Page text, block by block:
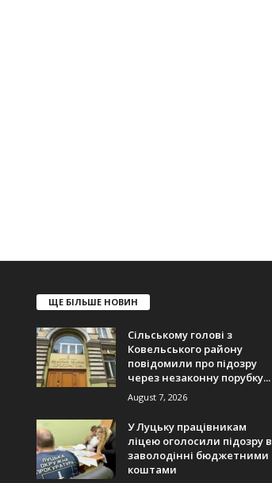
ЩЕ БІЛЬШЕ НОВИН
Сільському голові з
Ковельського району
повідомили про підозру
через незаконну порубку...
August 7, 2026
У Луцьку працівникам
ліцею оголосили підозру в
заволодінні бюджетними
коштами